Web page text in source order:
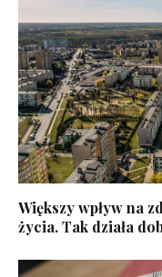
Większy wpływ na
życia. Tak działa